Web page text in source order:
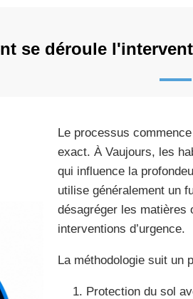
se déroule
Le processus
exact. À Vaujours, les
qui influence la
utilise généralement un
désagréger les matières
interventions d’urgence.
La méthodologie suit un
Protection du sol